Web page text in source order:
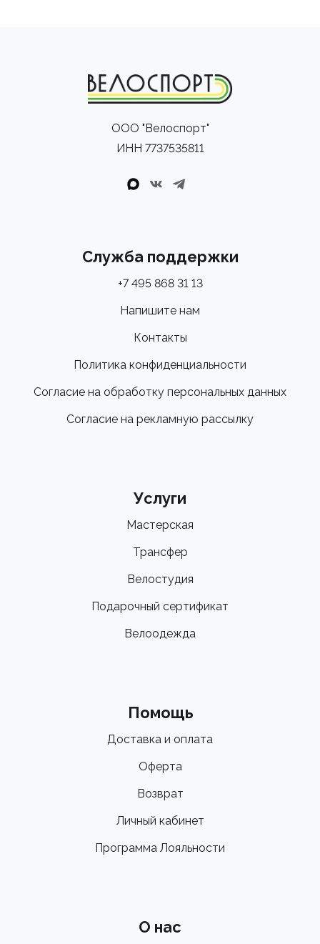
ООО "Велоспорт"
ИНН 7737535811
Служба поддержки
+7 495 868 31 13
Напишите нам
Контакты
Политика конфиденциальности
Согласие на обработку персональных данных
Согласие на рекламную рассылку
Услуги
Мастерская
Трансфер
Велостудия
Подарочный сертификат
Велоодежда
Помощь
Доставка и оплата
Оферта
Возврат
Личный кабинет
Программа Лояльности
О нас